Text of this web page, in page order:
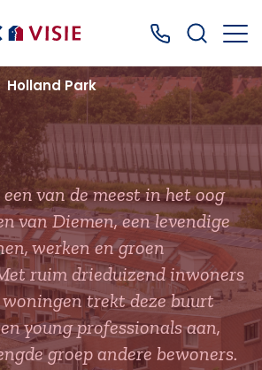
Bel ons: 0499
Holland Park
van de meest in het oog
van Diemen, een levendige
werken en groen
ruim drieduizend inwoners
trekt deze buurt
young professionals aan,
groep andere bewoners.